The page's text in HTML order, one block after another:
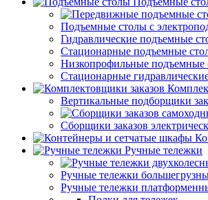
Подъемные столы с
Гидравлические подъемные
Стационарные подъемные
Низкопрофильные подъемные
Стационарные
Вертикальные подборщики
Сборщики заказов
Ручные тележки
Ручные тележки
Ручные тележки